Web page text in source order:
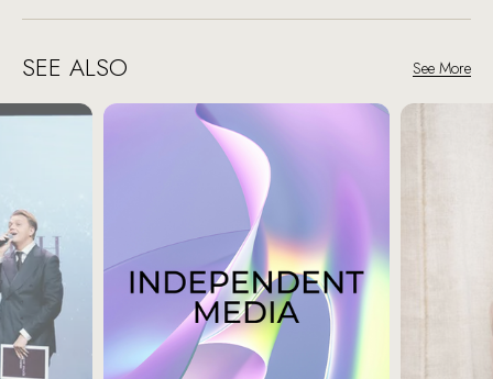
SEE ALSO See More